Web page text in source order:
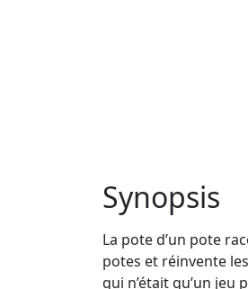
Synopsis
La pote d’un pote
potes et réinvente
qui n’était qu’un